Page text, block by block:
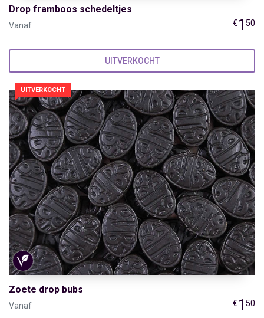
Drop framboos schedeltjes
Vanaf €1 50
UITVERKOCHT
UITVERKOCHT
Zoete drop bubs
Vanaf €1 50